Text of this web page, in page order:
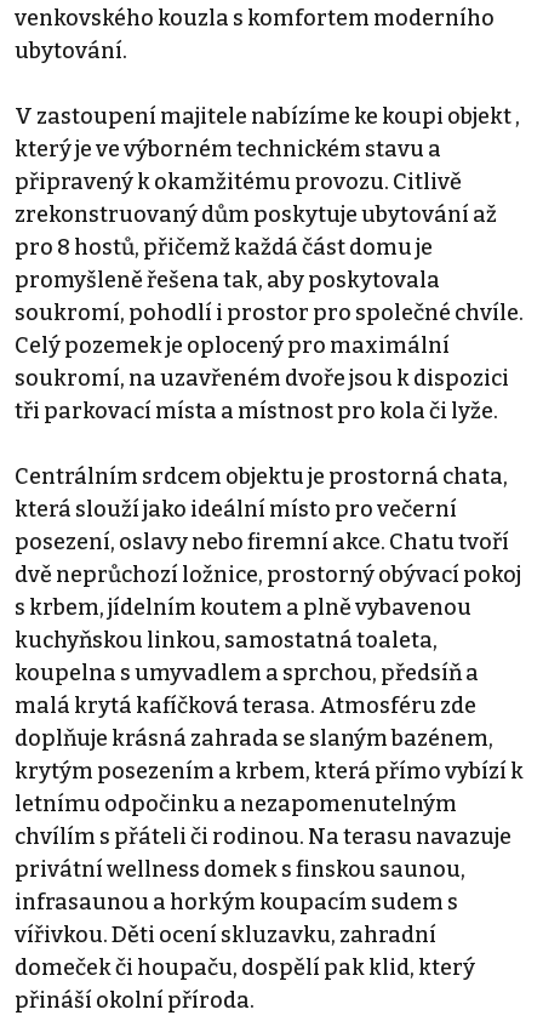
venkovského kouzla s komfortem moderního
ubytování.
V zastoupení majitele nabízíme ke koupi objekt ,
který je ve výborném technickém stavu a
připravený k okamžitému provozu. Citlivě
zrekonstruovaný dům poskytuje ubytování až
pro 8 hostů, přičemž každá část domu je
promyšleně řešena tak, aby poskytovala
soukromí, pohodlí i prostor pro společné chvíle.
Celý pozemek je oplocený pro maximální
soukromí, na uzavřeném dvoře jsou k dispozici
tři parkovací místa a místnost pro kola či lyže.
Centrálním srdcem objektu je prostorná chata,
která slouží jako ideální místo pro večerní
posezení, oslavy nebo firemní akce. Chatu tvoří
dvě neprůchozí ložnice, prostorný obývací pokoj
s krbem, jídelním koutem a plně vybavenou
kuchyňskou linkou, samostatná toaleta,
koupelna s umyvadlem a sprchou, předsíň a
malá krytá kafíčková terasa. Atmosféru zde
doplňuje krásná zahrada se slaným bazénem,
krytým posezením a krbem, která přímo vybízí k
letnímu odpočinku a nezapomenutelným
chvílím s přáteli či rodinou. Na terasu navazuje
privátní wellness domek s finskou saunou,
infrasaunou a horkým koupacím sudem s
vířivkou. Děti ocení skluzavku, zahradní
domeček či houpaču, dospělí pak klid, který
přináší okolní příroda.